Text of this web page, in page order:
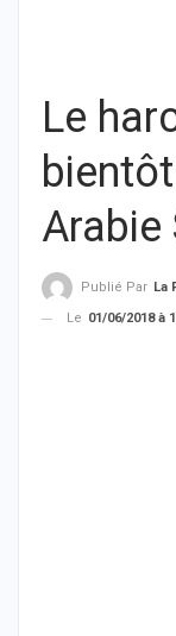
Le
Arabie
Publié Par La
Le 01/06/2018 à